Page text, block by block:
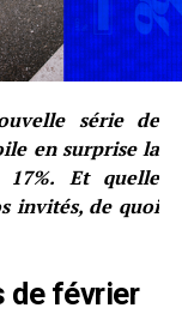
série de
en surprise la
Et quelle
invités, de quoi
de février